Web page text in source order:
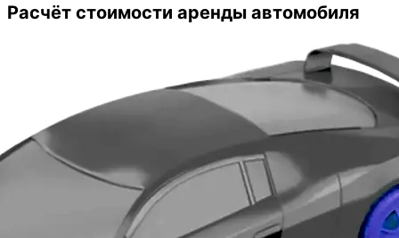
Расчёт стоимости аренды автомобиля